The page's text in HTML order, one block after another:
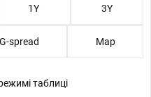
1Y 3Y
G-spread Map
таблиці